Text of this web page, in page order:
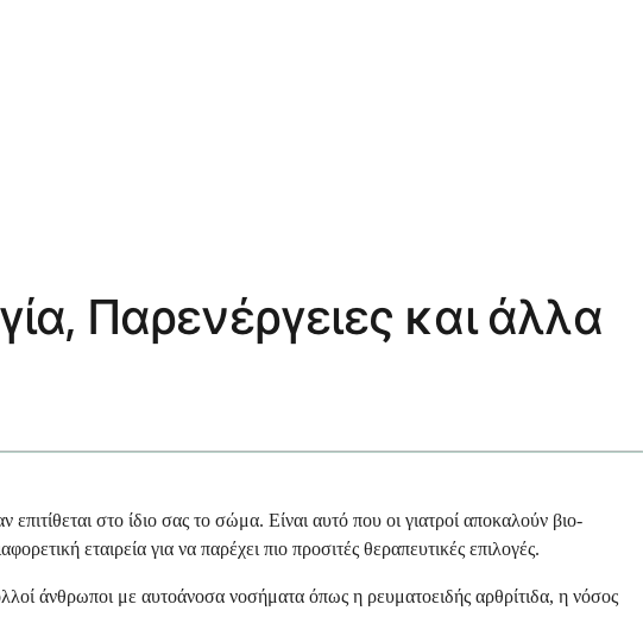
Παρενέργειες και άλλα
στο ίδιο σας το σώμα. Είναι αυτό που οι γιατροί αποκαλούν βιο-
εταιρεία για να παρέχει πιο προσιτές θεραπευτικές επιλογές.
άνθρωποι με αυτοάνοσα νοσήματα όπως η ρευματοειδής αρθρίτιδα, η νόσος